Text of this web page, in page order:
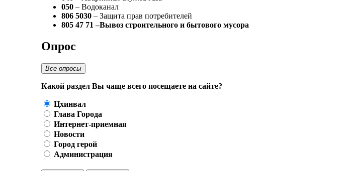
050 – Водоканал
806 5030 – Защита прав потребителей
805 47 71 –Вывоз строительного и бытового мусора
Опрос
Все опросы
Какой раздел Вы чаще всего посещаете на сайте?
Цхинвал
Глава Города
Интернет-приемная
Новости
Город герой
Администрация